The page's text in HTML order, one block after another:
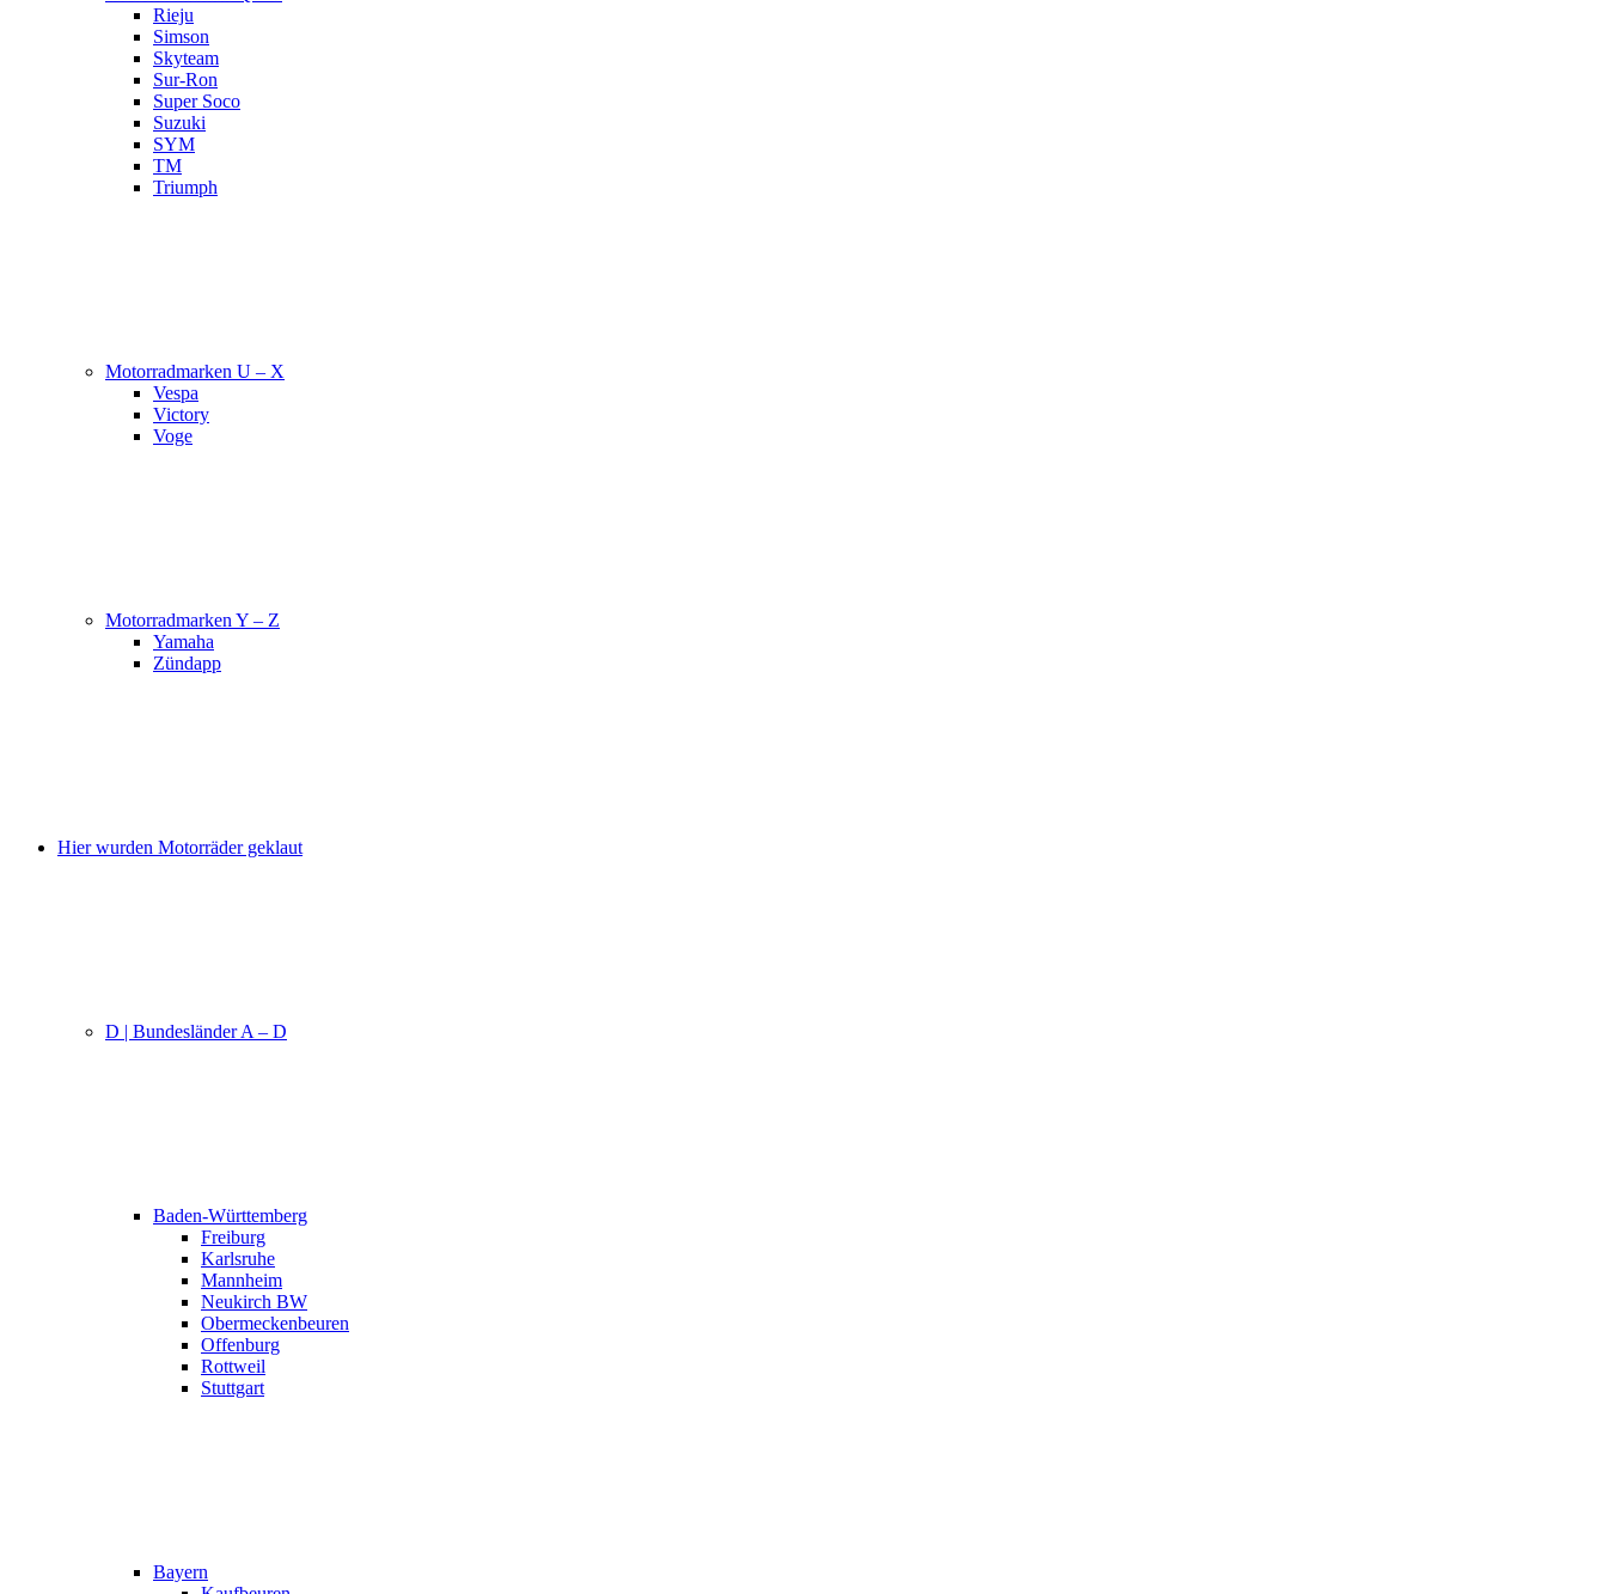
Rieju
Simson
Skyteam
Sur-Ron
Super Soco
Suzuki
SYM
TM
Triumph
Motorradmarken U – X
Vespa
Victory
Voge
Motorradmarken Y – Z
Yamaha
Zündapp
Hier wurden Motorräder geklaut
D | Bundesländer A – D
Baden-Württemberg
Freiburg
Karlsruhe
Mannheim
Neukirch BW
Obermeckenbeuren
Offenburg
Rottweil
Stuttgart
Bayern